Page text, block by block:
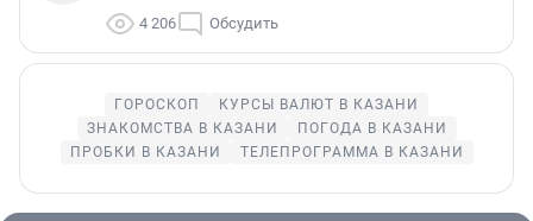
4 206 Обсудить
ГОРОСКОП
КУРСЫ ВАЛЮТ В КАЗАНИ
ЗНАКОМСТВА В КАЗАНИ
ПОГОДА В КАЗАНИ
ПРОБКИ В КАЗАНИ
ТЕЛЕПРОГРАММА В КАЗАНИ